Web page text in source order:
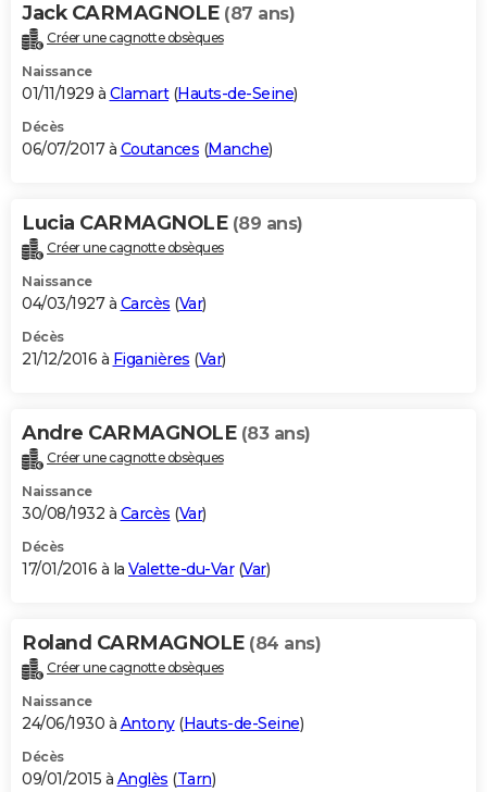
Jack CARMAGNOLE (87 ans)
Créer une cagnotte obsèques
Naissance
01/11/1929 à Clamart(Hauts-de-Seine)
Décès
06/07/2017 à Coutances (Manche)
Lucia CARMAGNOLE (89 ans)
Créer une cagnotte obsèques
Naissance
04/03/1927 à Carcès (Var)
Décès
21/12/2016 à Figanières (Var)
Andre CARMAGNOLE (83 ans)
Créer une cagnotte obsèques
Naissance
30/08/1932 à Carcès (Var)
Décès
17/01/2016 à la Valette-du-Var(Var)
Roland CARMAGNOLE (84 ans)
Créer une cagnotte obsèques
Naissance
24/06/1930 à Antony(Hauts-de-Seine)
Décès
09/01/2015 à Anglès (Tarn)